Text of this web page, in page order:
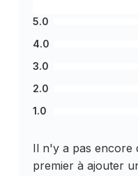
5.0
4.0
3.0
2.0
1.0
Il n'y a pas encore
premier à ajouter